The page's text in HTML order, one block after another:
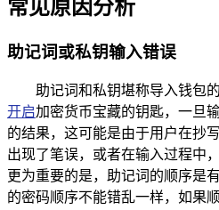
常见原因分析
助记词或私钥输入错误
助记词和私钥堪称导入钱包
开启加密货币宝藏的钥匙，一旦
的结果，这可能是由于用户在抄
出现了笔误，或者在输入过程中
更为重要的是，助记词的顺序是
的密码顺序不能错乱一样，如果